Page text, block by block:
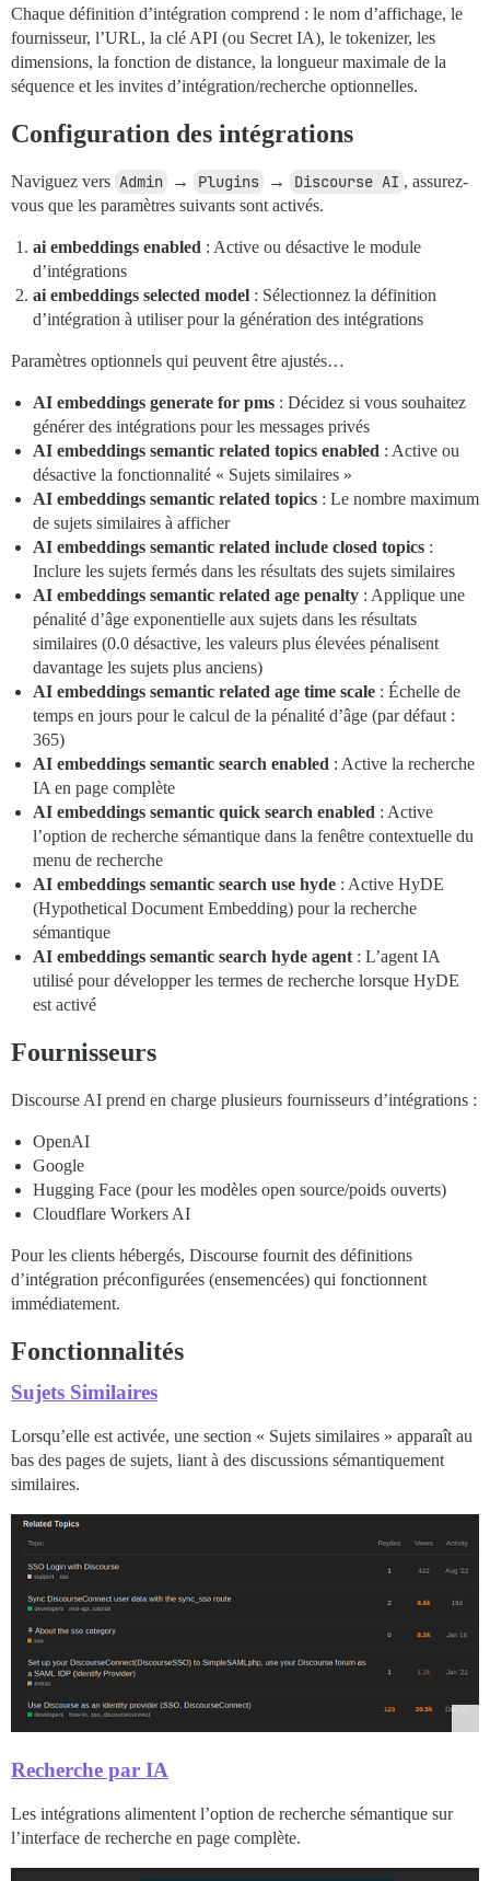
Chaque définition d’intégration comprend : le nom d’affichage, le
fournisseur, l’URL, la clé API (ou Secret IA), le tokenizer, les
dimensions, la fonction de distance, la longueur maximale de la
séquence et les invites d’intégration/recherche optionnelles.
Configuration des intégrations
Naviguez vers Admin → Plugins → Discourse AI , assurez-
vous que les paramètres suivants sont activés.
ai embeddings enabled : Active ou désactive le module
d’intégrations
ai embeddings selected model : Sélectionnez la définition
d’intégration à utiliser pour la génération des intégrations
Paramètres optionnels qui peuvent être ajustés…
AI embeddings generate for pms : Décidez si vous souhaitez
générer des intégrations pour les messages privés
AI embeddings semantic related topics enabled : Active ou
désactive la fonctionnalité « Sujets similaires »
AI embeddings semantic related topics : Le nombre maximum
de sujets similaires à afficher
AI embeddings semantic related include closed topics :
Inclure les sujets fermés dans les résultats des sujets similaires
AI embeddings semantic related age penalty : Applique une
pénalité d’âge exponentielle aux sujets dans les résultats
similaires (0.0 désactive, les valeurs plus élevées pénalisent
davantage les sujets plus anciens)
AI embeddings semantic related age time scale : Échelle de
temps en jours pour le calcul de la pénalité d’âge (par défaut :
365)
AI embeddings semantic search enabled : Active la recherche
IA en page complète
AI embeddings semantic quick search enabled : Active
l’option de recherche sémantique dans la fenêtre contextuelle du
menu de recherche
AI embeddings semantic search use hyde : Active HyDE
(Hypothetical Document Embedding) pour la recherche
sémantique
AI embeddings semantic search hyde agent : L’agent IA
utilisé pour développer les termes de recherche lorsque HyDE
est activé
Fournisseurs
Discourse AI prend en charge plusieurs fournisseurs d’intégrations :
OpenAI
Google
Hugging Face (pour les modèles open source/poids ouverts)
Cloudflare Workers AI
Pour les clients hébergés, Discourse fournit des définitions
d’intégration préconfigurées (ensemencées) qui fonctionnent
immédiatement.
Fonctionnalités
Sujets Similaires
Lorsqu’elle est activée, une section « Sujets similaires » apparaît au
bas des pages de sujets, liant à des discussions sémantiquement
similaires.
Recherche par IA
Les intégrations alimentent l’option de recherche sémantique sur
l’interface de recherche en page complète.